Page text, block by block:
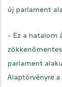
új parlament
- Ez a hatalom
parlament
Alaptörvényre